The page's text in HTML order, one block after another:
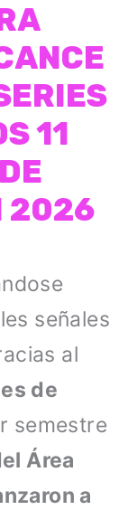
11
2026
señales
al
de
semestre
Área
a